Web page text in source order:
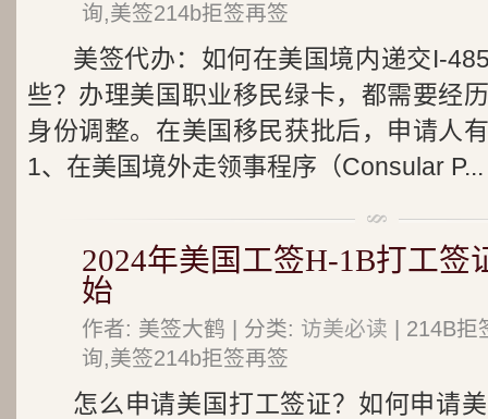
询,美签214b拒签再签
美签代办：如何在美国境内递交I-
些？办理美国职业移民绿卡，都需要经
身份调整。在美国移民获批后，申请人
1、在美国境外走领事程序（Consular P...
2024年美国工签H-1B打工签
始
作者: 美签大鹤 | 分类: 访美必读 | 214B
询,美签214b拒签再签
怎么申请美国打工签证？如何申请